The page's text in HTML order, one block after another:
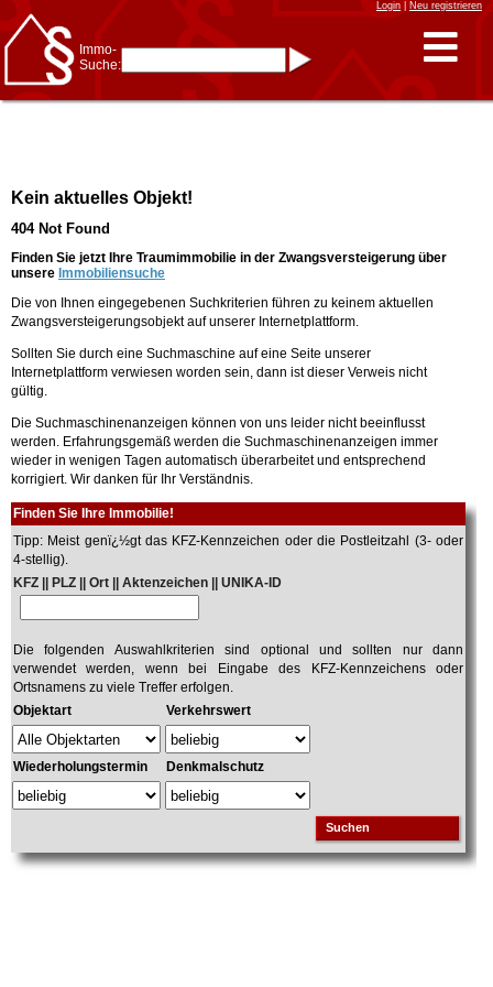
Login| Neu registrieren
Immo-
Suche:
* Suche verfeinern durch
Kombinieren
Frankfurt/Oder
am Main
Immobiliensuche
nach Kreis
nach Amtsgericht
Kein aktuelles Objekt!
404 Not Found
Finden Sie jetzt Ihre Traumimmobilie in der Zwangsversteigerung über
unsere Immobiliensuche
Die von Ihnen eingegebenen Suchkriterien führen zu keinem aktuellen
Zwangsversteigerungsobjekt auf unserer Internetplattform.
Sollten Sie durch eine Suchmaschine auf eine Seite unserer
Internetplattform verwiesen worden sein, dann ist dieser Verweis nicht
gültig.
Die Suchmaschinenanzeigen können von uns leider nicht beeinflusst
werden. Erfahrungsgemäß werden die Suchmaschinenanzeigen immer
wieder in wenigen Tagen automatisch überarbeitet und entsprechend
korrigiert. Wir danken für Ihr Verständnis.
Finden Sie Ihre Immobilie!
Tipp: Meist genï¿½gt das KFZ-Kennzeichen oder die Postleitzahl (3- oder
4-stellig).
KFZ || PLZ || Ort || Aktenzeichen || UNIKA-ID
Die folgenden Auswahlkriterien sind optional und sollten nur dann
verwendet werden, wenn bei Eingabe des KFZ-Kennzeichens oder
Ortsnamens zu viele Treffer erfolgen.
Objektart
Verkehrswert
Wiederholungstermin Denkmalschutz
Suchen